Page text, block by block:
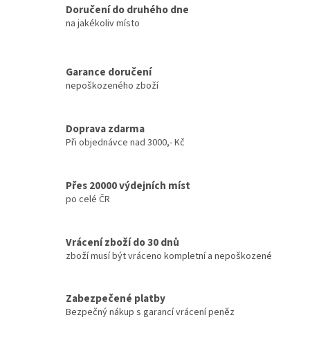
Doručení do druhého dne
na jakékoliv místo
Garance doručení
nepoškozeného zboží
Doprava zdarma
Při objednávce nad 3000,- Kč
Přes 20000 výdejních míst
po celé ČR
Vrácení zboží do 30 dnů
zboží musí být vráceno kompletní a nepoškozené
Zabezpečené platby
Bezpečný nákup s garancí vrácení peněz